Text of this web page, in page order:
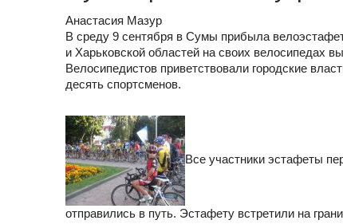
Анастасия Мазур
В среду 9 сентября в Сумы прибыла
и Харьковской областей на своих велосипедах
Велосипедистов приветствовали городские
десять спортсменов.
Все участники эстафеты
отправились в путь. Эстафету встретили на